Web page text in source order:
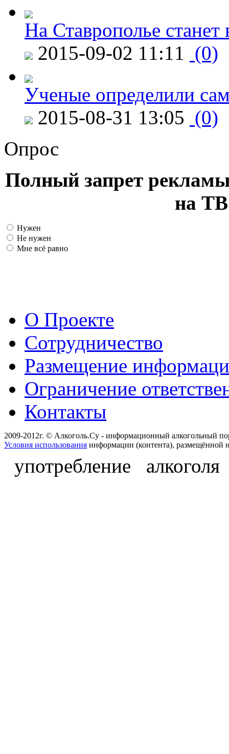
На Ставрополье
2015-09-02 11:11 (0)
Ученые определили
2015-08-31 13:05 (0)
Опрос
Полный запрет
на ТВ
Нужен
Не нужен
Мне всё равно
О Проекте
Сотрудничество
Размещение
Ограничение
Контакты
2009-2012г. © Алкоголь.Су - информационный алкогольный
Условия использования информации (контента), размещённой
употребление